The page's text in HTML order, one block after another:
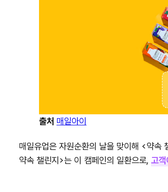
출처 매일아이
매일유업은 자원순환의 날을 맞이해 <약속
약속 챌린지>는 이 캠페인의 일환으로, 고